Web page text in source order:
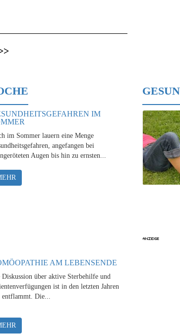
IM
im Sommer lauern eine Menge
angefangen bei
Augen bis hin zu ernsten...
AM LEBENSENDE
Diskussion über aktive Sterbehilfe und
ist in den letzten Jahren
entflammt. Die...